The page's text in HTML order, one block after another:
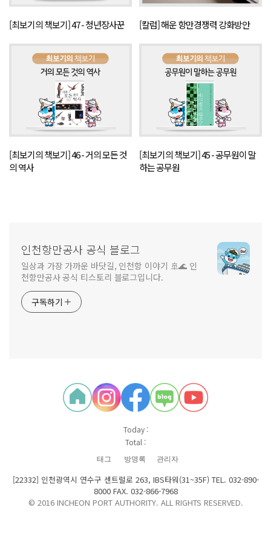
[최보기의 책보기] 47 - 청년장사꾼 [칼럼] 해운 항만경쟁력 강화방안
[최보기의 책보기] 46 - 거의 모든 것
의 역사
[최보기의 책보기] 45 - 공무원이 말
하는 공무원
인천항만공사 공식 블로그
일상과 가장 가까운 바닷길, 인천항 이야기 🚢🌊 인
천항만공사 공식 티스토리 블로그입니다.
구독하기
Today :
Total :
태그 방명록 관리자
[22332] 인천광역시 연수구 센트럴로 263, IBS타워(31~35F) TEL. 032-890-
8000 FAX. 032-866-7968
© 2016 INCHEON PORT AUTHORITY. ALL RIGHTS RESERVED.